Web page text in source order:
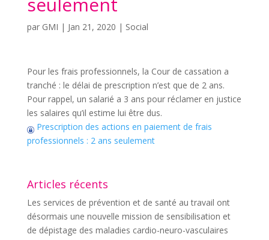
par GMI | Jan 21, 2020 | Social
Pour les frais professionnels, la Cour de cassation a
tranché : le délai de prescription n’est que de 2 ans.
Pour rappel, un salarié a 3 ans pour réclamer en justice
les salaires qu’il estime lui être dus.
Prescription des actions en paiement de frais
professionnels : 2 ans seulement
Articles récents
Les services de prévention et de santé au travail ont
désormais une nouvelle mission de sensibilisation et
de dépistage des maladies cardio-neuro-vasculaires